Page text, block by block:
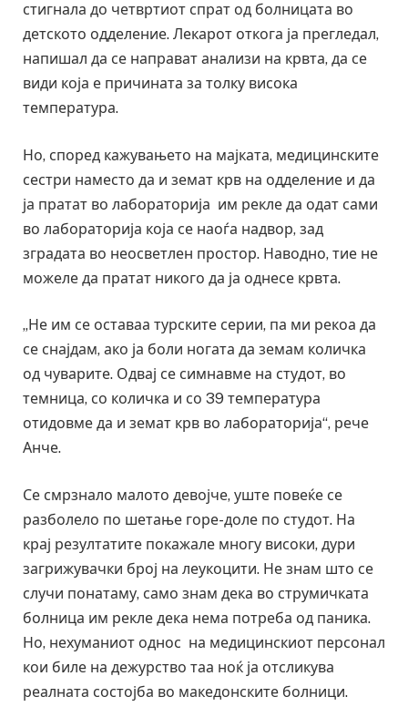
стигнала до четвртиот спрат од болницата во
детското одделение. Лекарот откога ја прегледал,
напишал да се направат анализи на крвта, да се
види која е причината за толку висока
температура.
Но, според кажувањето на мајката, медицинските
сестри наместо да и земат крв на одделение и да
ја пратат во лабораторија им рекле да одат сами
во лабораторија која се наоѓа надвор, зад
зградата во неосветлен простор. Наводно, тие не
можеле да пратат никого да ја однесе крвта.
„Не им се оставаа турските серии, па ми рекоа да
се снајдам, ако ја боли ногата да земам количка
од чуварите. Одвај се симнавме на студот, во
темница, со количка и со 39 температура
отидовме да и земат крв во лабораторија“, рече
Анче.
Се смрзнало малото девојче, уште повеќе се
разболело по шетање горе-доле по студот. На
крај резултатите покажале многу високи, дури
загрижувачки број на леукоцити. Не знам што се
случи понатаму, само знам дека во струмичката
болница им рекле дека нема потреба од паника.
Но, нехуманиот однос на медицинскиот персонал
кои биле на дежурство таа ноќ ја отсликува
реалната состојба во македонските болници.